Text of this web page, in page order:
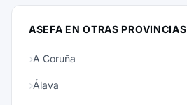
ASEFA EN OTRAS PROVINCIAS
A Coruña
Álava